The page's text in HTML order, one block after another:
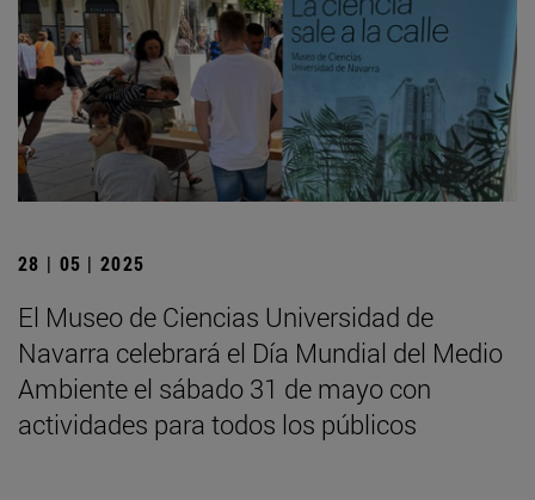
28 | 05 | 2025
El Museo de Ciencias Universidad de
Navarra celebrará el Día Mundial del Medio
Ambiente el sábado 31 de mayo con
actividades para todos los públicos